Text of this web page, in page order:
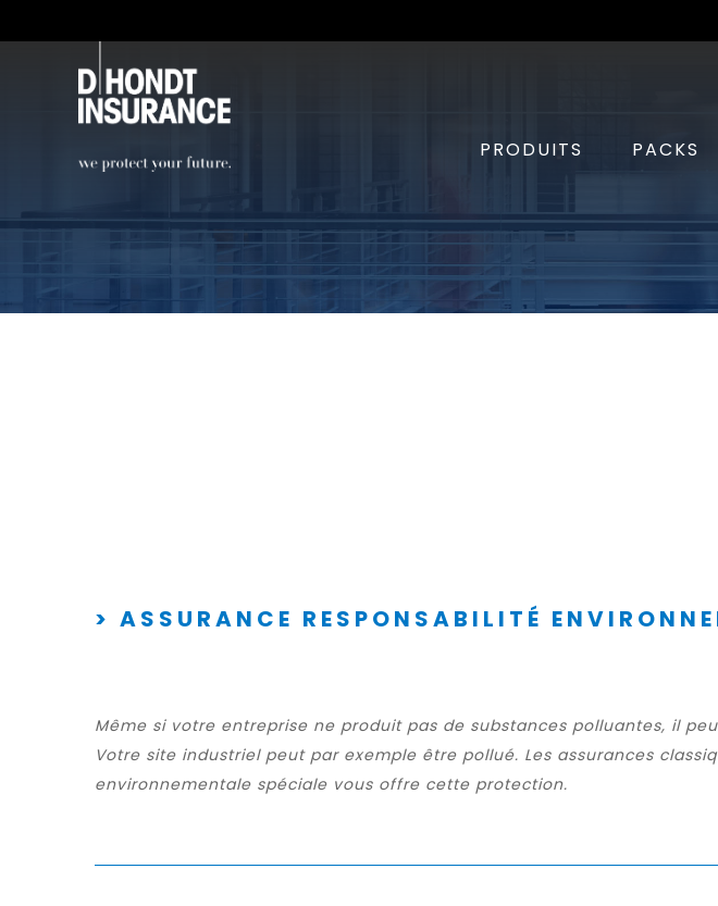
PRODUITS PACKS
> ASSURANCE RESPONSABILITÉ
Même si votre entreprise ne produit pas de substances polluantes, il
Votre site industriel peut par exemple être pollué. Les assurances
environnementale spéciale vous offre cette protection.